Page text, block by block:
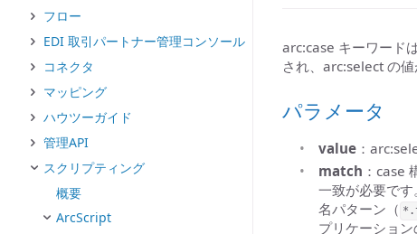
フロー
EDI 取引パートナー管理コンソール
コネクタ
マッピング
ハウツーガイド
管理API
スクリプティング
概要
ArcScript
arc:case キーワードは
され、arc:select の
パラメータ
value ：
match ：case
一致が必要で
名パターン（
プリケーショ